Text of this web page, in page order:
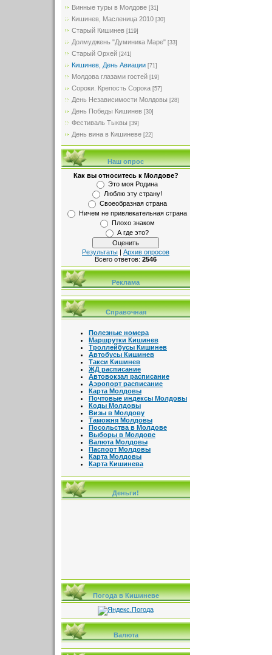
Винные туры в Молдове [31]
Кишинев, Масленица 2010 [30]
Старый Кишинев [119]
Долмуджень "Думиника Маре" [33]
Старый Орхей [241]
Кишинев, День Авиации [71]
Молдова глазами гостей [19]
Сороки. Крепость Сорока [57]
День Независимости Молдовы [28]
День Победы Кишинев [30]
Фестиваль Тыквы [39]
День вина в Кишиневе [22]
Наш опрос
Как вы относитесь к Молдове?
Это моя Родина
Люблю эту страну!
Своеобразная страна
Ничем не привлекательная страна
Плохо знаком
А где это?
Результаты | Архив опросов
Всего ответов: 2546
Реклама
Справочная
Полезные номера
Маршрутки Кишинев
Троллейбусы Кишинев
Автобусы Кишинев
Такси Кишинев
ЖД расписание
Автовокзал расписание
Аэропорт расписание
Карта Молдовы
Почтовые индексы Молдовы
Коды Молдовы
Визы в Молдову
Таможня Молдовы
Посольства в Молдове
Выборы в Молдове
Валюта Молдовы
Паспорт Молдовы
Карта Молдовы
Карта Кишинева
Деньги!
Погода в Кишиневе
Валюта